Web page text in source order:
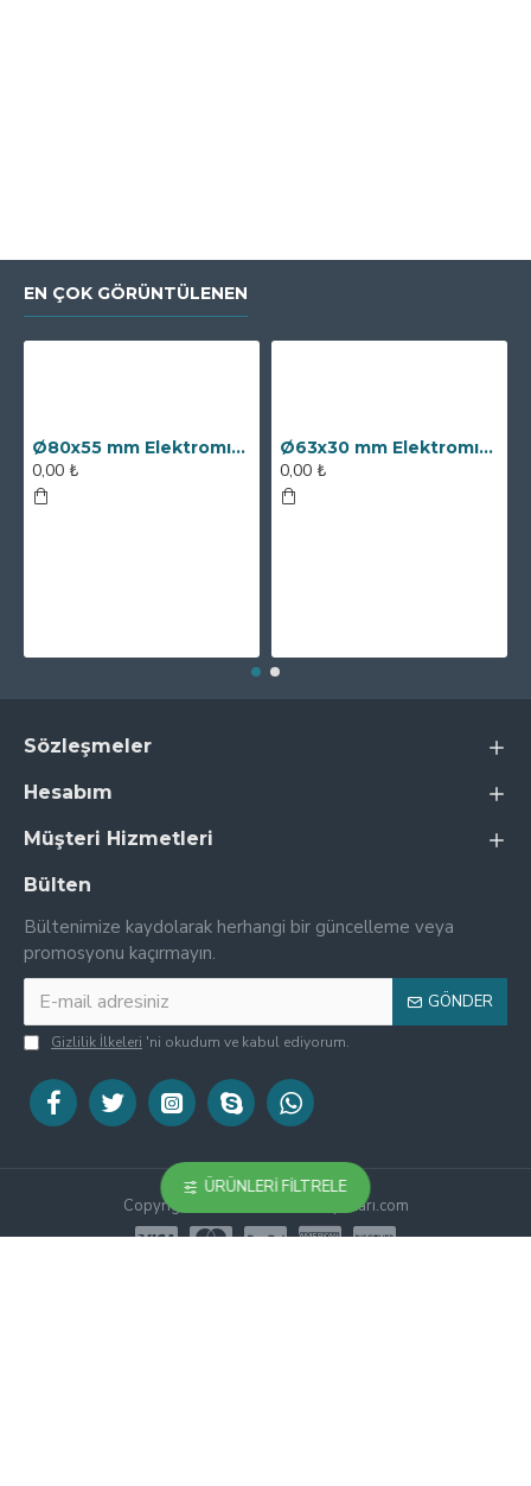
EN ÇOK GÖRÜNTÜLENEN
Ø80x55 mm Elektromıknatıs - 250 kg Çekim Gücü
0,00 ₺
Ø63x30 mm Elektromıknatıs - 100 kg Çekim Gücü
0,00 ₺
Sözleşmeler
Hesabım
Müşteri Hizmetleri
Bülten
Bültenimize kaydolarak herhangi bir güncelleme veya
promosyonu kaçırmayın.
GÖNDER
Gizlilik İlkeleri 'ni okudum ve kabul ediyorum.
Copyright © 2019, Mıknatıs Fiyatları.com
ÜRÜNLERI FILTRELE